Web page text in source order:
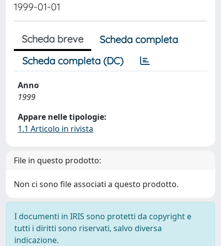
1999-01-01
Scheda breve
Scheda completa
Scheda completa (DC)
Anno
1999
Appare nelle tipologie:
1.1 Articolo in rivista
File in questo prodotto:
Non ci sono file associati a questo prodotto.
I documenti in IRIS sono protetti da copyright e
tutti i diritti sono riservati, salvo diversa
indicazione.